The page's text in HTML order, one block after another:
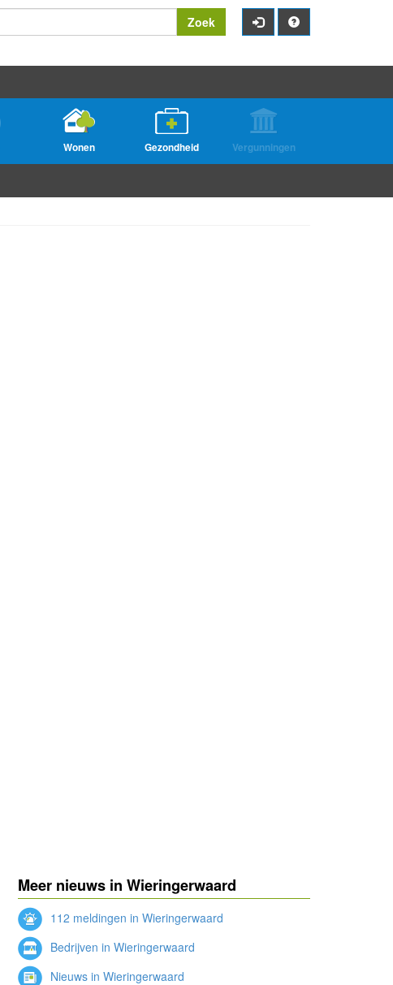
Zoek
Wonen Gezondheid Vergunningen
Meer nieuws in Wieringerwaard
112 meldingen in Wieringerwaard
Bedrijven in Wieringerwaard
Nieuws in Wieringerwaard